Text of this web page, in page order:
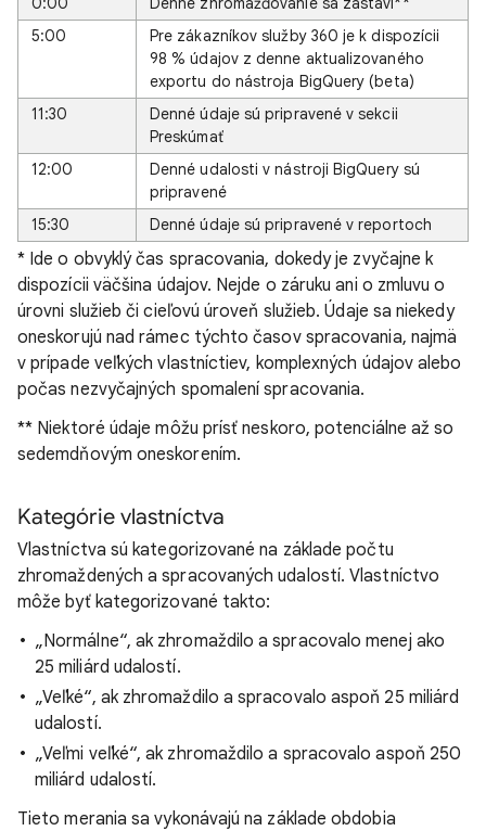
5:00
Pre zákazníkov služby 360 je k dispozícii
98 % údajov z denne aktualizovaného
exportu do nástroja BigQuery (beta)
11:30
Denné údaje sú pripravené v sekcii
Preskúmať
12:00
Denné udalosti v nástroji BigQuery sú
pripravené
15:30
Denné údaje sú pripravené v reportoch
* Ide o obvyklý čas spracovania, dokedy je zvyčajne k
dispozícii väčšina údajov. Nejde o záruku ani o zmluvu o
úrovni služieb či cieľovú úroveň služieb. Údaje sa niekedy
oneskorujú nad rámec týchto časov spracovania, najmä
v prípade veľkých vlastníctiev, komplexných údajov alebo
počas nezvyčajných spomalení spracovania.
** Niektoré údaje môžu prísť neskoro, potenciálne až so
sedemdňovým oneskorením.
Kategórie vlastníctva
Vlastníctva sú kategorizované na základe počtu
zhromaždených a spracovaných udalostí. Vlastníctvo
môže byť kategorizované takto:
„Normálne“, ak zhromaždilo a spracovalo menej ako
25 miliárd udalostí.
„Veľké“, ak zhromaždilo a spracovalo aspoň 25 miliárd
udalostí.
„Veľmi veľké“, ak zhromaždilo a spracovalo aspoň 250
miliárd udalostí.
Tieto merania sa vykonávajú na základe obdobia